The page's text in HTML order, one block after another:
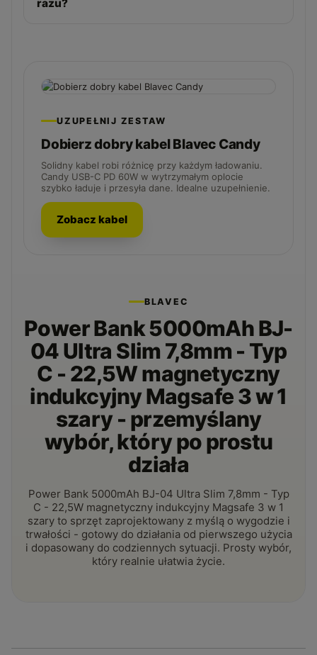
razu?
UZUPEŁNIJ ZESTAW
Dobierz dobry kabel Blavec Candy
Solidny kabel robi różnicę przy każdym ładowaniu.
Candy USB-C PD 60W w wytrzymałym oplocie
szybko ładuje i przesyła dane. Idealne uzupełnienie.
Zobacz kabel
BLAVEC
Power Bank 5000mAh BJ-
04 Ultra Slim 7,8mm - Typ
C - 22,5W magnetyczny
indukcyjny Magsafe 3 w 1
szary - przemyślany
wybór, który po prostu
działa
Power Bank 5000mAh BJ-04 Ultra Slim 7,8mm - Typ
C - 22,5W magnetyczny indukcyjny Magsafe 3 w 1
szary to sprzęt zaprojektowany z myślą o wygodzie i
trwałości - gotowy do działania od pierwszego użycia
i dopasowany do codziennych sytuacji. Prosty wybór,
który realnie ułatwia życie.